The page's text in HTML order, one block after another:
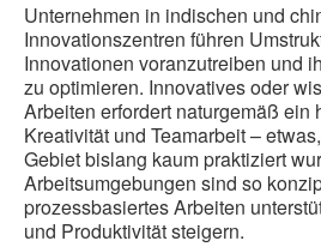
Unternehmen in indischen und
Innovationszentren führen
Innovationen voranzutreiben und
zu optimieren. Innovatives oder
Arbeiten erfordert naturgemäß ein
Kreativität und Teamarbeit –
Gebiet bislang kaum praktiziert
Arbeitsumgebungen sind so
prozessbasiertes Arbeiten
und Produktivität steigern.